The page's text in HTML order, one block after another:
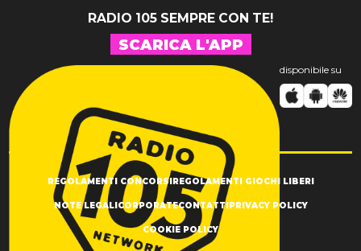
RADIO 105 SEMPRE CON TE!
SCARICA L'APP
disponibile su
REGOLAMENTI CONCORSIREGOLAMENTI GIOCHI LIBERI
NOTE LEGALICORPORATECONTATTIPRIVACY POLICY
COOKIE POLICY